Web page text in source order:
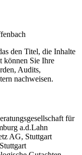
den Titel, die Inhalte
können Sie Ihre
Audits,
nachweisen.
für
a.d.Lahn
AG, Stuttgart